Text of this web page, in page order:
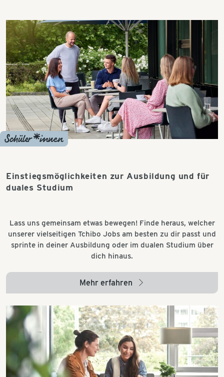
Schüler*innen
Einstiegsmöglichkeiten zur Ausbildung und für
duales Studium
Lass uns gemeinsam etwas bewegen! Finde heraus, welcher
unserer vielseitigen Tchibo Jobs am besten zu dir passt und
sprinte in deiner Ausbildung oder im dualen Studium über
dich hinaus.
Mehr erfahren arrow_right